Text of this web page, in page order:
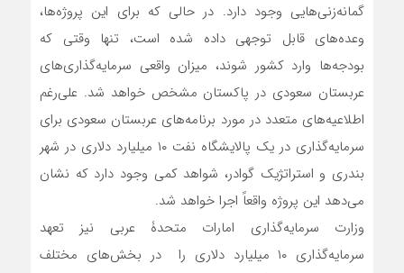
گمانه‌زنی‌هایی وجود دارد. در حالی که برای این پروژه‌ها،
وعده‌های قابل توجهی داده شده است، تنها وقتی که
بودجه‌ها وارد کشور شوند، میزان واقعی سرمایه‌گذاری‌های
عربستان سعودی در پاکستان مشخص خواهد شد. علی‌رغم
اطلاعیه‌های متعدد در مورد برنامه‌های عربستان سعودی برای
سرمایه‌گذاری در یک پالایشگاه نفت ۱۰ میلیارد دلاری در شهر
بندری و استراتژیک گوادر، شواهد کمی وجود دارد که نشان
می‌دهد این پروژه واقعاً اجرا خواهد شد.
وزارت سرمایه‌گذاری امارات متحدۀ عربی نیز تعهد
سرمایه‌گذاری ۱۰ میلیارد دلاری را در بخش‌های مختلف